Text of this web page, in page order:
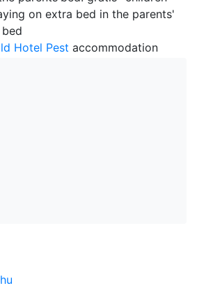
on extra bed in the parents'
Hotel Pest accommodation